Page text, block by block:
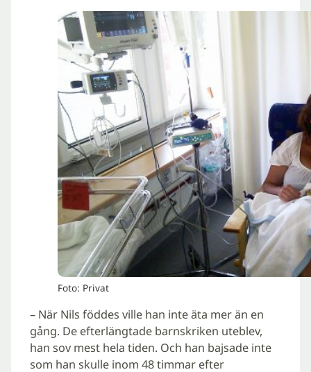
Foto: Privat
– När Nils föddes ville han inte äta mer än en
gång. De efterlängtade barnskriken uteblev,
han sov mest hela tiden. Och han bajsade inte
som han skulle inom 48 timmar efter